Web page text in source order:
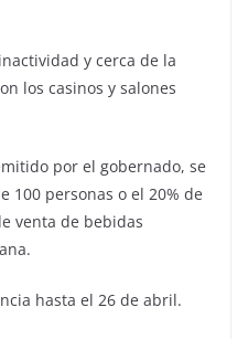
y cerca de la
los casinos y salones
por el gobernado, se
100 personas o el 20% de
venta de bebidas
hasta el 26 de abril.